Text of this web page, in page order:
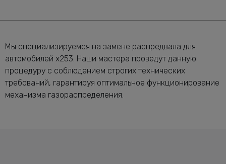
Мы специализируемся на замене распредвала для
автомобилей x253. Наши мастера проведут данную
процедуру с соблюдением строгих технических
требований, гарантируя оптимальное функционирование
механизма газораспределения.